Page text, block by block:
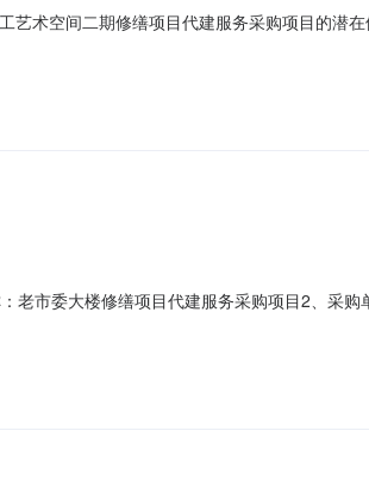
术空间二期修缮项目代建服务采购项目的潜
民币）最高限价（如有）：34.649000万元（
老市委大楼修缮项目代建服务采购项目2、采购
安居住宅建设有限公司成交金额101000元8、